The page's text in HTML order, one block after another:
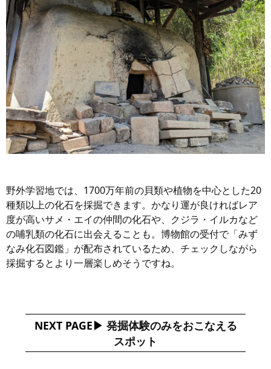
野外学習地では、1700万年前の貝類や植物を中心とした20
種類以上の化石を採掘できます。かなり運が良ければレア
度が高いサメ・エイの仲間の化石や、クジラ・イルカなど
の哺乳類の化石に出会えることも。博物館の受付で「みず
なみ化石図鑑」が配布されているため、チェックしながら
採掘するとより一層楽しめそうですね。
NEXT PAGE
発掘体験のみをおこなえる
スポット